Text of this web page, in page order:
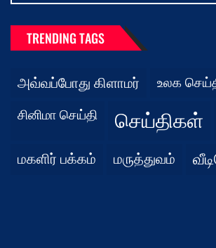
TRENDING TAGS
அவ்வப்போது கிளாமர் உலக
சினிமா செய்தி செய்திகள்
மகளிர் பக்கம் மருத்துவம்